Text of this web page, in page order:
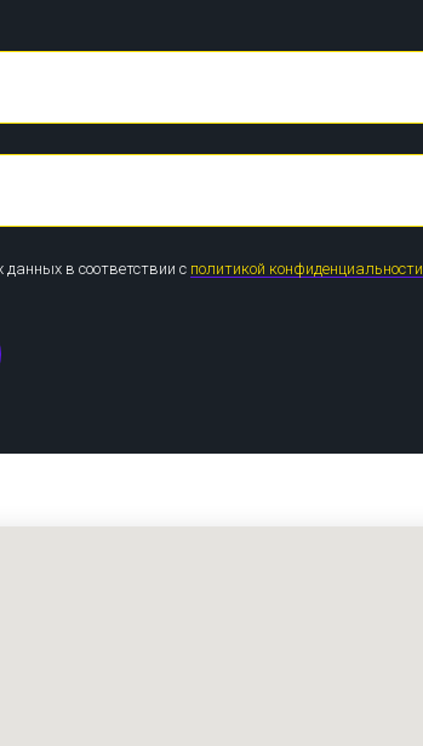
в соответствии с политикой конфиденциальности